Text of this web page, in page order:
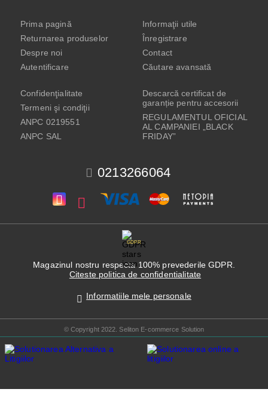
0213266064
Prima pagină
Returnarea produselor
Despre noi
Autentificare
Informaţii utile
Înregistrare
Contact
Căutare avansată
Confidenţialitate
Termeni şi condiţii
ANPC 0219551
ANPC SAL
Descarcă certificat de
garanție pentru accesorii
REGULAMENTUL OFICIAL
AL CAMPANIEI „BLACK
FRIDAY”
GDPR
Magazinul nostru respecta 100% prevederile GDPR.
Citeste politica de confidentialitate
Informatiile mele personale
© Copyright 2022. Seliton E-commerce Solution